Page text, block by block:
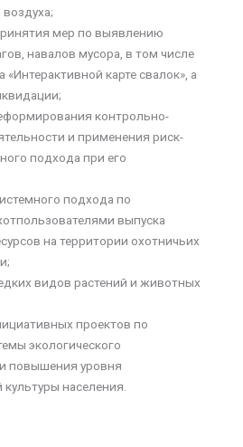
мер по выявлению
навалов мусора, в том числе
карте свалок», а
контрольно-
и применения риск-
подхода при его
подхода по
выпуска
на территории охотничьих
видов растений и животных
проектов по
экологического
повышения уровня
культуры населения.